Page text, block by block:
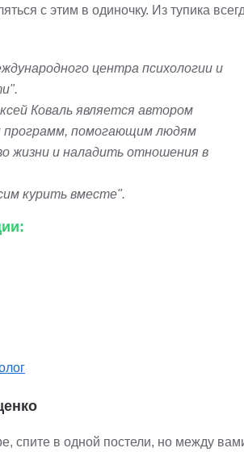
с этим в одиночку. Из тупика
центра психологии и
Коваль является автором
программ, помогающим людям
жизни и наладить отношения в
курить вместе".
спите в одной постели, но между